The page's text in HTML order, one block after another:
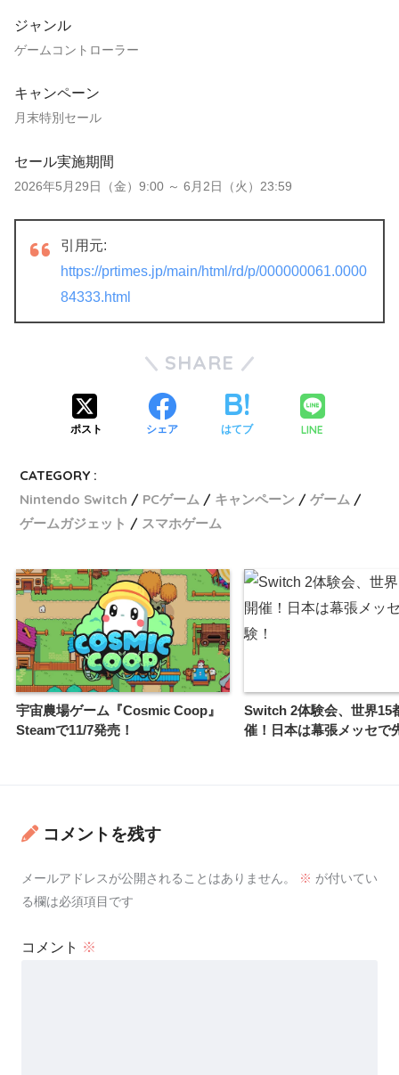
ジャンル
ゲームコントローラー
キャンペーン
月末特別セール
セール実施期間
2026年5月29日（金）9:00 ～ 6月2日（火）23:59
引用元:
https://prtimes.jp/main/html/rd/p/000000061.0000
84333.html
SHARE
ポスト シェア はてブ LINE
CATEGORY :
Nintendo Switch
PCゲーム キャンペーン
ゲーム
ゲームガジェット
スマホゲーム
宇宙農場ゲーム『Cosmic Coop』
Steamで11/7発売！
Switch 2体験会、世界15
催！日本は幕張メッセで
コメントを残す
メールアドレスが公開されることはありません。 ※ が付いてい
る欄は必須項目です
コメント ※